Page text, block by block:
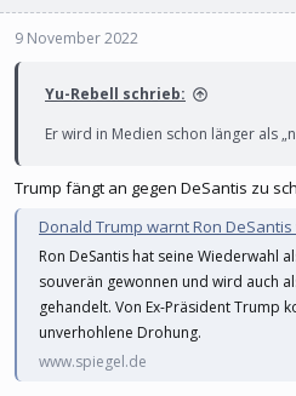
9 November 2022
Yu-Rebell schrieb:
Er wird in Medien schon länger als
Trump fängt an gegen DeSantis zu
Donald Trump warnt Ron DeSantis vor
Ron DeSantis hat seine Wiederwahl
souverän gewonnen und wird auch
gehandelt. Von Ex-Präsident Trump
unverhohlene Drohung.
www.spiegel.de